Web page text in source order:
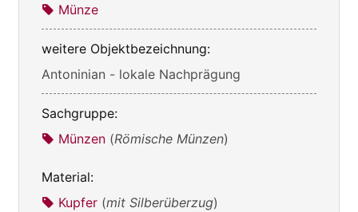
Münze
weitere Objektbezeichnung:
Antoninian - lokale Nachprägung
Sachgruppe:
Münzen (Römische Münzen)
Material:
Kupfer (mit Silberüberzug)